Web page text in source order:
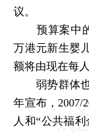
议。
预算案中的
万港元新生婴
额将由现在每
弱势群体也
年宣布，2007/
人和“公共福